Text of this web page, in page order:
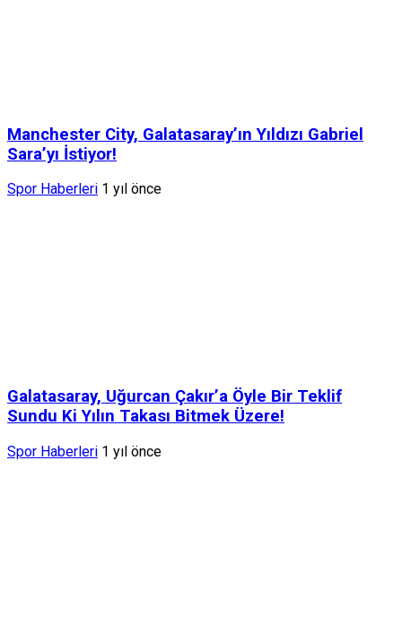
Manchester City, Galatasaray’ın Yıldızı Gabriel
Sara’yı İstiyor!
Spor Haberleri 1 yıl önce
Galatasaray, Uğurcan Çakır’a Öyle Bir Teklif
Sundu Ki Yılın Takası Bitmek Üzere!
Spor Haberleri 1 yıl önce